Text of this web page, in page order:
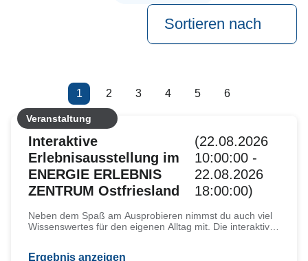
Sortieren nach
1 2 3 4 5 6
Interaktive
Erlebnisausstellung im
ENERGIE ERLEBNIS
ZENTRUM Ostfriesland
(22.08.2026
10:00:00 -
22.08.2026
18:00:00)
Veranstaltung
Neben dem Spaß am Ausprobieren nimmst du auch viel
Wissenswertes für den eigenen Alltag mit. Die interaktive
Ergebnis anzeigen